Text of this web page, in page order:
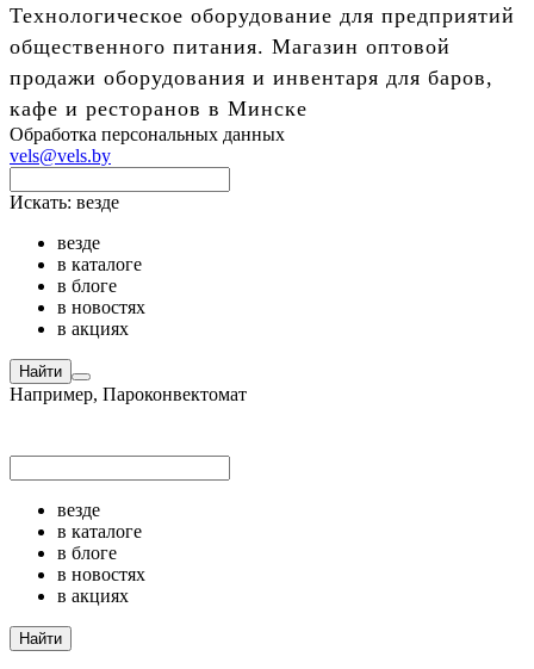
Технологическое оборудование для предприятий
общественного питания. Магазин оптовой
продажи оборудования и инвентаря для баров,
кафе и ресторанов в Минске
Обработка персональных данных
vels@vels.by
Искать: везде
везде
в каталоге
в блоге
в новостях
в акциях
Найти
Например, Пароконвектомат
везде
в каталоге
в блоге
в новостях
в акциях
Найти